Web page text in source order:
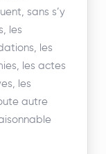
sans s’y
les
les
les actes
les
autre